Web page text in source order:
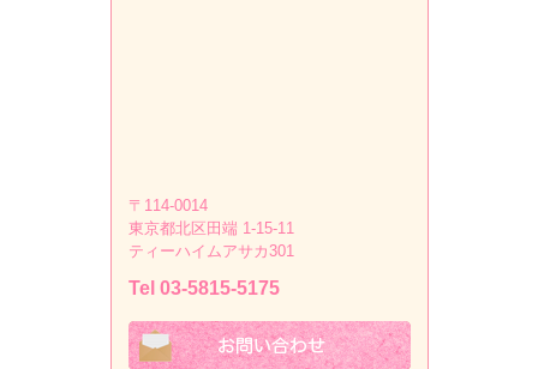
〒114-0014
東京都北区田端 1-15-11
ティーハイムアサカ301
Tel 03-5815-5175